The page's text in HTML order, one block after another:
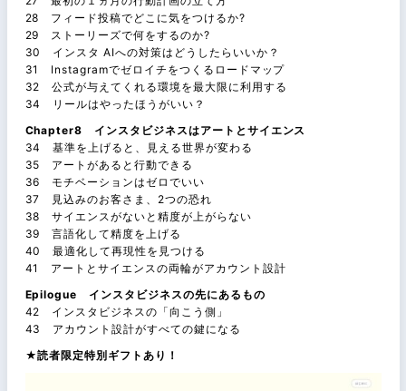
28 フィード投稿でどこに気をつけるか?
29 ストーリーズで何をするのか?
30 インスタ AIへの対策はどうしたらいいか？
31 Instagramでゼロイチをつくるロードマップ
32 公式が与えてくれる環境を最大限に利用する
34 リールはやったほうがいい？
Chapter8 インスタビジネスはアートとサイエンス
34 基準を上げると、見える世界が変わる
35 アートがあると行動できる
36 モチベーションはゼロでいい
37 見込みのお客さま、2つの恐れ
38 サイエンスがないと精度が上がらない
39 言語化して精度を上げる
40 最適化して再現性を見つける
41 アートとサイエンスの両輪がアカウント設計
Epilogue インスタビジネスの先にあるもの
42 インスタビジネスの「向こう側」
43 アカウント設計がすべての鍵になる
★読者限定特別ギフトあり！